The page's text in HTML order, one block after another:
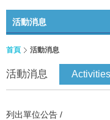
活動消息
首頁 活動消息
活動消息 Activities
列出單位公告 /